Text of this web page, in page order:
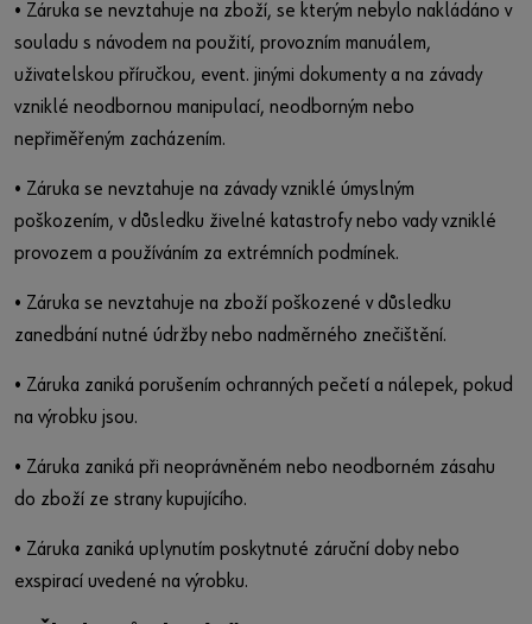
• Záruka se nevztahuje na zboží, se kterým nebylo nakládáno v
souladu s návodem na použití, provozním manuálem,
uživatelskou příručkou, event. jinými dokumenty a na závady
vzniklé neodbornou manipulací, neodborným nebo
nepřiměřeným zacházením.
• Záruka se nevztahuje na závady vzniklé úmyslným
poškozením, v důsledku živelné katastrofy nebo vady vzniklé
provozem a používáním za extrémních podmínek.
• Záruka se nevztahuje na zboží poškozené v důsledku
zanedbání nutné údržby nebo nadměrného znečištění.
• Záruka zaniká porušením ochranných pečetí a nálepek, pokud
na výrobku jsou.
• Záruka zaniká při neoprávněném nebo neodborném zásahu
do zboží ze strany kupujícího.
• Záruka zaniká uplynutím poskytnuté záruční doby nebo
exspirací uvedené na výrobku.